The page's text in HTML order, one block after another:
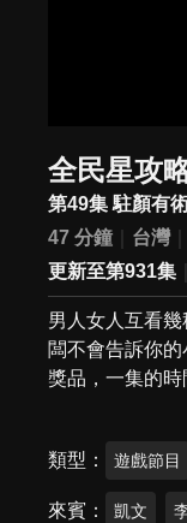
全民星攻
第49集 駐顏有
47 分鐘
台灣
更新至第931集
男人女人互看
闆不會告訴你
獎品，一集的時
類型 遊戲節目
來賓 凱文